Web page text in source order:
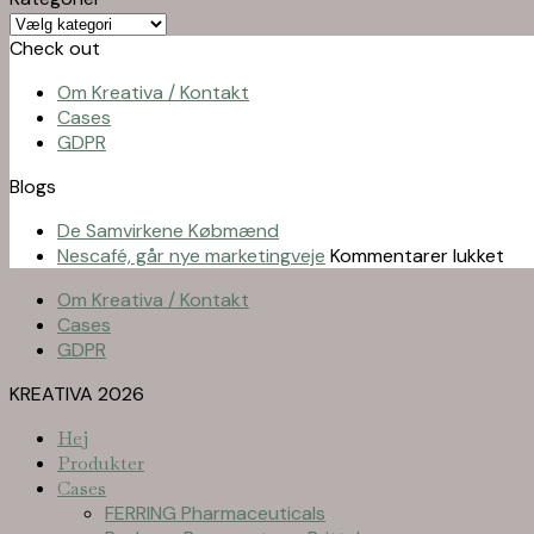
Kategorier
Check out
Om Kreativa / Kontakt
Cases
GDPR
Blogs
De Samvirkene Købmænd
Nescafé, går nye marketingveje Kommentarer lukket
Om Kreativa / Kontakt
Cases
GDPR
KREATIVA 2026
Hej
Produkter
Cases
FERRING Pharmaceuticals